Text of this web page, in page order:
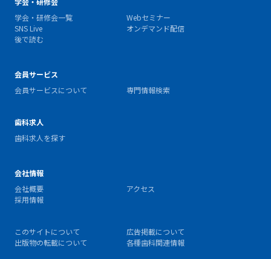
学会・研修会一覧
Webセミナー
SNS Live
オンデマンド配信
後で読む
会員サービス
会員サービスについて
専門情報検索
歯科求人
歯科求人を探す
会社情報
会社概要
アクセス
採用情報
このサイトについて
広告掲載について
出版物の転載について
各種歯科関連情報